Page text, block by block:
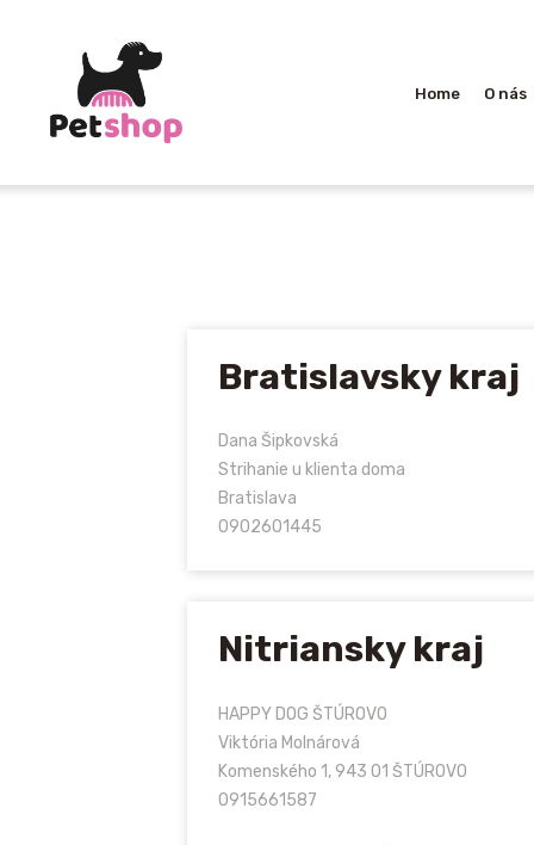
Home O nás
Bratislavsky kraj
Dana Šipkovská
Strihanie u klienta doma
Bratislava
0902601445
Nitriansky kraj
HAPPY DOG ŠTÚROVO
Viktória Molnárová
Komenského 1, 943 01 ŠTÚROVO
0915661587